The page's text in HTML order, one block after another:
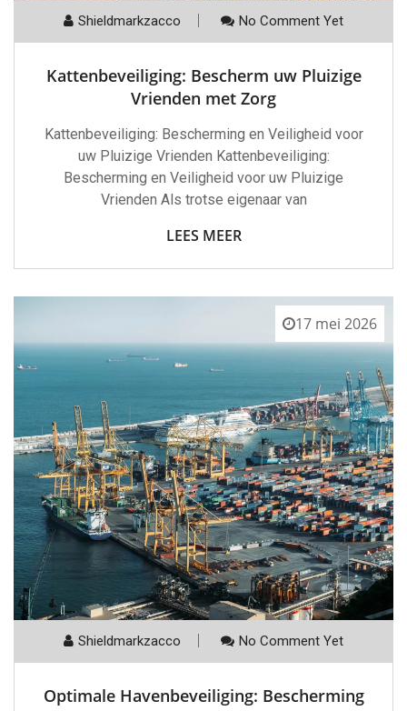
Shieldmarkzacco No Comment Yet
Kattenbeveiliging: Bescherm uw Pluizige
Vrienden met Zorg
Kattenbeveiliging: Bescherming en Veiligheid voor
uw Pluizige Vrienden Kattenbeveiliging:
Bescherming en Veiligheid voor uw Pluizige
Vrienden Als trotse eigenaar van
LEES MEER
17 mei 2026
Shieldmarkzacco No Comment Yet
Optimale Havenbeveiliging: Bescherming